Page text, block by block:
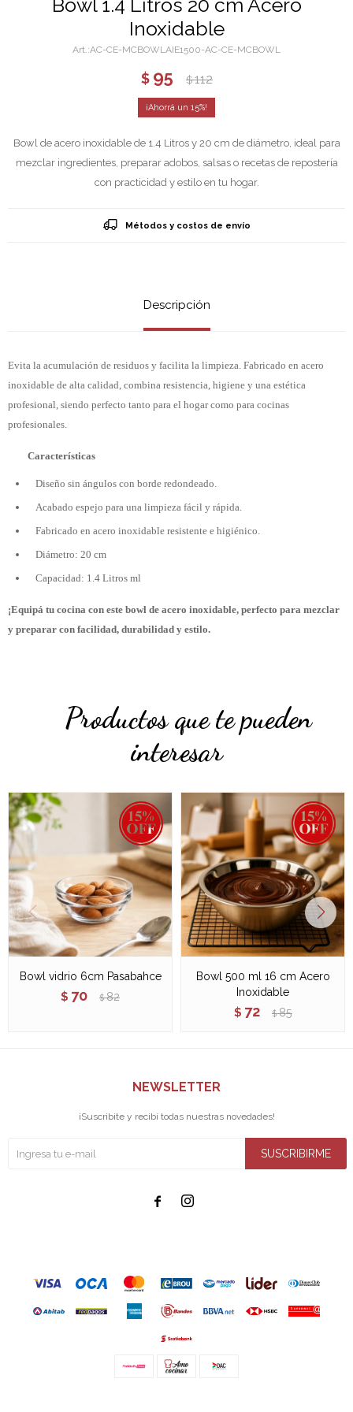
Bowl 1.4 Litros 20 cm Acero
Inoxidable
AC-CE-MCBOWLAIE1500-AC-CE-MCBOWL
$ 95 $ 112
15
Bowl de acero inoxidable de 1.4 Litros y 20 cm de diámetro, ideal para
mezclar ingredientes, preparar adobos, salsas o recetas de repostería
con practicidad y estilo en tu hogar.
Métodos y costos de envío
Descripción
Evita la acumulación de residuos y facilita la limpieza. Fabricado en acero
inoxidable de alta calidad, combina resistencia, higiene y una estética
profesional, siendo perfecto tanto para el hogar como para cocinas
profesionales.
Características
Diseño sin ángulos con borde redondeado.
Acabado espejo para una limpieza fácil y rápida.
Fabricado en acero inoxidable resistente e higiénico.
Diámetro: 20 cm
Capacidad: 1.4 Litros ml
¡Equipá tu cocina con este bowl de acero inoxidable, perfecto para mezclar
y preparar con facilidad, durabilidad y estilo.
Productos que te pueden
interesar
Bowl vidrio 6cm Pasabahce
$ 70 $ 82
Bowl 500 ml 16 cm Acero
Inoxidable
$ 72 $ 85
NEWSLETTER
¡Suscribite y recibí todas nuestras novedades!
SUSCRIBIRME
 